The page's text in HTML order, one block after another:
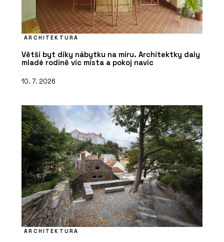
ARCHITEKTURA
Větší byt díky nábytku na míru. Architektky daly
mladé rodině víc místa a pokoj navíc
10. 7. 2026
ARCHITEKTURA